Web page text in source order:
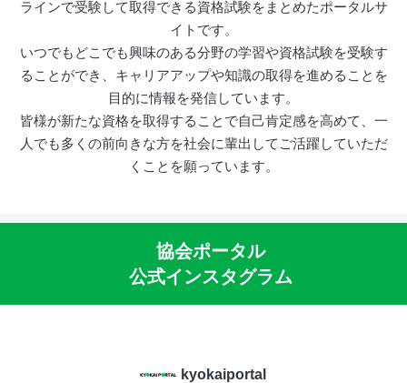
ラインで受験して取得できる資格試験をまとめたポータルサ
イトです。
いつでもどこでも興味のある分野の学習や資格試験を受験す
ることができ、キャリアアップや知識の取得を進めることを
目的に情報を発信しています。
皆様が新たな資格を取得することで自己肯定感を高めて、一
人でも多くの前向きな方を社会に輩出してご活躍していただ
くことを願っています。
協会ポータル
公式インスタグラム
kyokaiportal